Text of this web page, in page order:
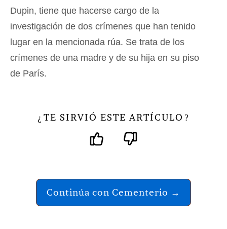
Dupin, tiene que hacerse cargo de la
investigación de dos crímenes que han tenido
lugar en la mencionada rúa. Se trata de los
crímenes de una madre y de su hija en su piso
de París.
¿ TE SIRVIÓ ESTE ARTÍCULO ?
Continúa con Cementerio →